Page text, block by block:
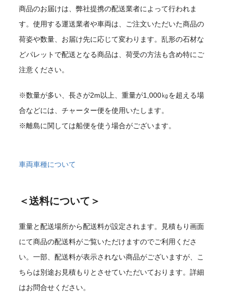
商品のお届けは、弊社提携の配送業者によって行われま
す。使用する運送業者や車両は、ご注文いただいた商品の
荷姿や数量、お届け先に応じて変わります。乱形の石材な
どパレットで配送となる商品は、荷受の方法も含め特にご
注意ください。
※数量が多い、長さが2m以上、重量が1,000㎏を超える場
合などには、チャーター便を使用いたします。
※離島に関しては船便を使う場合がございます。
車両車種について
＜送料について＞
重量と配送場所から配送料が設定されます。見積もり画面
にて商品の配送料がご覧いただけますのでご利用くださ
い。一部、配送料が表示されない商品がございますが、こ
ちらは別途お見積もりとさせていただいております。詳細
はお問合せください。